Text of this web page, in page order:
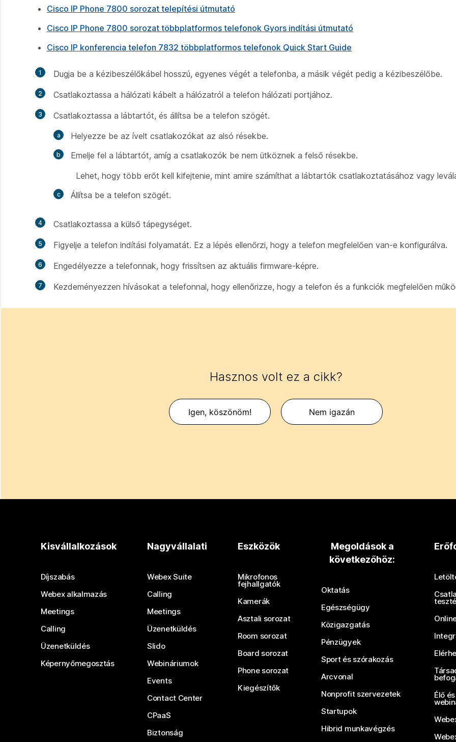
Cisco IP Phone 7800 sorozat telepítési útmutató
Cisco IP Phone 7800 sorozat többplatformos telefonok Gyors indítási útmutató
Cisco IP konferencia telefon 7832 többplatformos telefonok Quick Start Guide
1 Dugja be a kézibeszélőkábel hosszú, egyenes végét a telefonba, a másik végét pedig a kézibeszélőbe.
2 Csatlakoztassa a hálózati kábelt a hálózatról a telefon hálózati portjához.
3
Csatlakoztassa a lábtartót, és állítsa be a telefon szögét.
Helyezze be az ívelt csatlakozókat az alsó résekbe.
Emelje fel a lábtartót, amíg a csatlakozók be nem ütköznek a felső résekbe.
Lehet, hogy több erőt kell kifejtenie, mint amire számíthat a lábtartók csatlakoztatásához vagy
Állítsa be a telefon szögét.
4 Csatlakoztassa a külső tápegységet.
5 Figyelje a telefon indítási folyamatát. Ez a lépés ellenőrzi, hogy a telefon megfelelően van-e konfigurálva.
6 Engedélyezze a telefonnak, hogy frissítsen az aktuális firmware-képre.
7 Kezdeményezzen hívásokat a telefonnal, hogy ellenőrizze, hogy a telefon és a funkciók megfelelően
Hasznos volt ez a cikk?
Igen, köszönöm! Nem igazán
Kisvállalkozások
Díjszabás
Webex alkalmazás
Meetings
Calling
Üzenetküldés
Képernyőmegosztás
Nagyvállalati
Webex Suite
Calling
Meetings
Üzenetküldés
Slido
Webináriumok
Events
Contact Center
CPaaS
Biztonság
Eszközök
Mikrofonos
fejhallgatók
Kamerák
Asztali sorozat
Room sorozat
Board sorozat
Phone sorozat
Kiegészítők
Megoldások a
következőhöz:
Oktatás
Egészségügy
Közigazgatás
Pénzügyek
Sport és szórakozás
Arcvonal
Nonprofit szervezetek
Startupok
Hibrid munkavégzés
Élő